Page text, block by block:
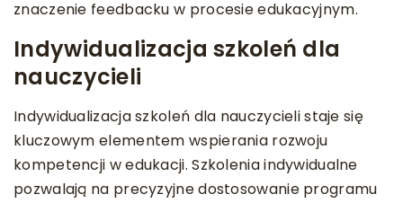
znaczenie feedbacku w procesie edukacyjnym.
Indywidualizacja szkoleń dla
nauczycieli
Indywidualizacja szkoleń dla nauczycieli staje się
kluczowym elementem wspierania rozwoju
kompetencji w edukacji. Szkolenia indywidualne
pozwalają na precyzyjne dostosowanie programu